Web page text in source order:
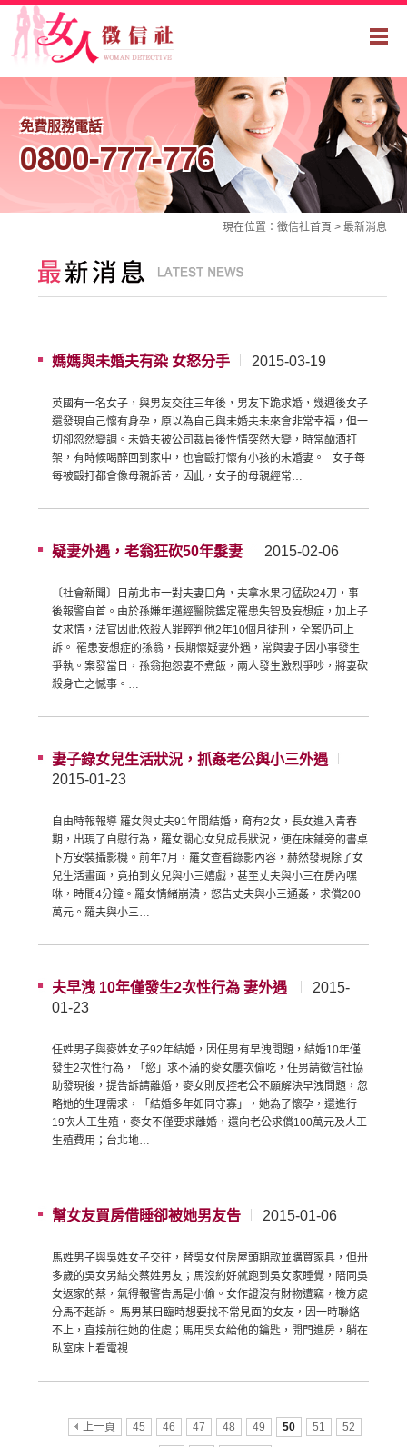
免費服務電話
0800-777-776
現在位置： 徵信社首頁 > 最新消息
媽媽與未婚夫有染 女怒分手 2015-03-19
英國有一名女子，與男友交往三年後，男友下跪求婚，幾週後女子
還發現自己懷有身孕，原以為自己與未婚夫未來會非常幸福，但一
切卻忽然變調。未婚夫被公司裁員後性情突然大變，時常酗酒打
架，有時候喝醉回到家中，也會毆打懷有小孩的未婚妻。 女子每
每被毆打都會像母親訴苦，因此，女子的母親經常…
疑妻外遇，老翁狂砍50年髮妻 2015-02-06
〔社會新聞〕日前北市一對夫妻口角，夫拿水果刁猛砍24刀，事
後報警自首。由於孫嫌年邁經醫院鑑定罹患失智及妄想症，加上子
女求情，法官因此依殺人罪輕判他2年10個月徒刑，全案仍可上
訴。 罹患妄想症的孫翁，長期懷疑妻外遇，常與妻子因小事發生
爭執。案發當日，孫翁抱怨妻不煮飯，兩人發生激烈爭吵，將妻砍
殺身亡之憾事。…
妻子錄女兒生活狀況，抓姦老公與小三外遇
2015-01-23
自由時報報導 羅女與丈夫91年間結婚，育有2女，長女進入青春
期，出現了自慰行為，羅女關心女兒成長狀況，便在床鋪旁的書桌
下方安裝攝影機。前年7月，羅女查看錄影內容，赫然發現除了女
兒生活畫面，竟拍到女兒與小三嬉戲，甚至丈夫與小三在房內嘿
咻，時間4分鐘。羅女情緒崩潰，怒告丈夫與小三通姦，求償200
萬元。羅夫與小三…
夫早洩 10年僅發生2次性行為 妻外遇
2015-
01-23
任姓男子與麥姓女子92年結婚，因任男有早洩問題，結婚10年僅
發生2次性行為，「慾」求不滿的麥女屢次偷吃，任男請徵信社協
助發現後，提告訴請離婚，麥女則反控老公不願解決早洩問題，忽
略她的生理需求，「結婚多年如同守寡」，她為了懷孕，還進行
19次人工生殖，麥女不僅要求離婚，還向老公求償100萬元及人工
生殖費用；台北地…
幫女友買房借睡卻被她男友告 2015-01-06
馬姓男子與吳姓女子交往，替吳女付房屋頭期款並購買家具，但卅
多歲的吳女另結交蔡姓男友；馬沒約好就跑到吳女家睡覺，陪同吳
女返家的蔡，氣得報警告馬是小偷。女作證沒有財物遭竊，檢方處
分馬不起訴。 馬男某日臨時想要找不常見面的女友，因一時聯絡
不上，直接前往她的住處；馬用吳女給他的鑰匙，開門進房，躺在
臥室床上看電視…
上一頁 45 46 47 48 49 50 51 52